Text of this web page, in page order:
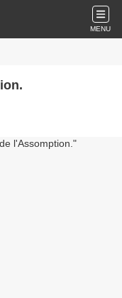
MENU